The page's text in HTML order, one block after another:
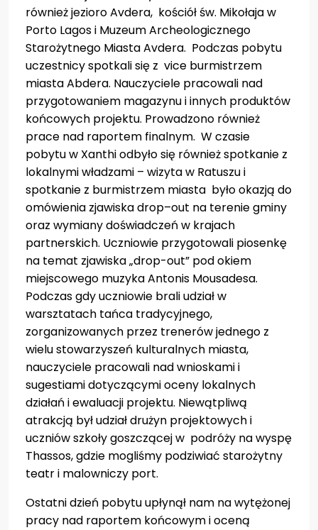
również jezioro Avdera, kościół św. Mikołaja w
Porto Lagos i Muzeum Archeologicznego
Starożytnego Miasta Avdera. Podczas pobytu
uczestnicy spotkali się z vice burmistrzem
miasta Abdera. Nauczyciele pracowali nad
przygotowaniem magazynu i innych produktów
końcowych projektu. Prowadzono również
prace nad raportem finalnym. W czasie
pobytu w Xanthi odbyło się również spotkanie z
lokalnymi władzami – wizyta w Ratuszu i
spotkanie z burmistrzem miasta było okazją do
omówienia zjawiska drop–out na terenie gminy
oraz wymiany doświadczeń w krajach
partnerskich. Uczniowie przygotowali piosenkę
na temat zjawiska „drop-out” pod okiem
miejscowego muzyka Antonis Mousadesa.
Podczas gdy uczniowie brali udział w
warsztatach tańca tradycyjnego,
zorganizowanych przez trenerów jednego z
wielu stowarzyszeń kulturalnych miasta,
nauczyciele pracowali nad wnioskami i
sugestiami dotyczącymi oceny lokalnych
działań i ewaluacji projektu. Niewątpliwą
atrakcją był udział drużyn projektowych i
uczniów szkoły goszczącej w podróży na wyspę
Thassos, gdzie mogliśmy podziwiać starożytny
teatr i malowniczy port.
Ostatni dzień pobytu upłynął nam na wytężonej
pracy nad raportem końcowym i oceną